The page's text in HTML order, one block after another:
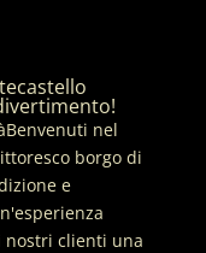
nel
borgo di
e
nostri clienti una